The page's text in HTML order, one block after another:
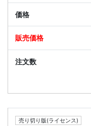
売り切り版(ライセンス)